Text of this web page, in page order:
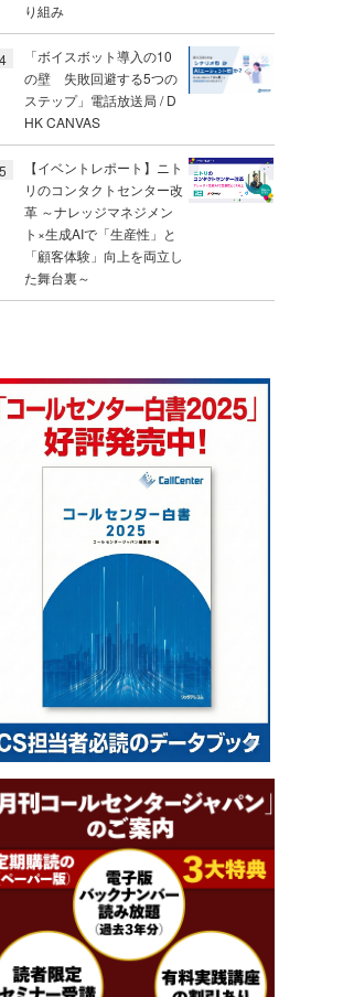
り組み
4
「ボイスボット導入の10
の壁 失敗回避する5つの
ステップ」電話放送局 / D
HK CANVAS
5
【イベントレポート】ニト
リのコンタクトセンター改
革 ～ナレッジマネジメン
ト×生成AIで「生産性」と
「顧客体験」向上を両立し
た舞台裏～